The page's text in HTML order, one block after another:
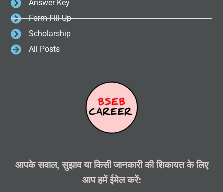
Answer Key
Form Fill Up
Scholarship
All Posts
आपके सवाल, सुझाव या किसी जानकारी की शिकायत के लिए
आप हमें ईमेल करें: